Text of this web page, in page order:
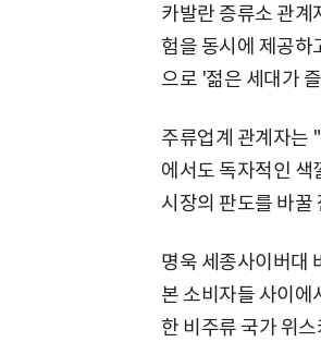
카발란 증류소 관계
험을 동시에 제공
으로 '젊은 세대가
주류업계 관계자는
에서도 독자적인 색
시장의 판도를 바꿀
명욱 세종사이버대
본 소비자들 사이
한 비주류 국가 위